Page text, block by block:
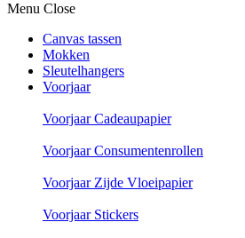
Menu Close
Canvas tassen
Mokken
Sleutelhangers
Voorjaar
Voorjaar Cadeaupapier
Voorjaar Consumentenrollen
Voorjaar Zijde Vloeipapier
Voorjaar Stickers